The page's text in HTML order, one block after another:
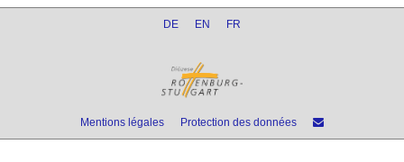
DE EN FR
Mentions légales Protection des données